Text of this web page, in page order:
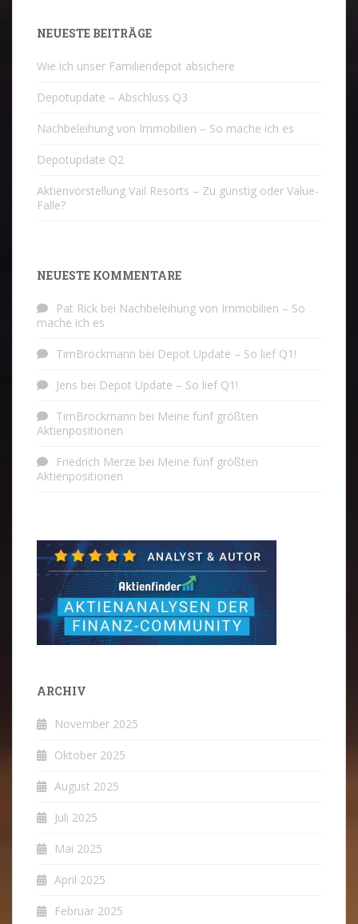
NEUESTE BEITRÄGE
Wie ich unser Familiendepot absichere
Depotupdate – Abschluss Q3
Nachbeleihung von Immobilien – So mache ich es
Depotupdate Q2
Aktienvorstellung Vail Resorts – Zu günstig oder Value-
Falle?
NEUESTE KOMMENTARE
Pat Rick bei Nachbeleihung von Immobilien – So
mache ich es
TimBrockmann bei Depot Update – So lief Q1!
Jens bei Depot Update – So lief Q1!
TimBrockmann bei Meine fünf größten
Aktienpositionen
Friedrich Merze bei Meine fünf größten
Aktienpositionen
ARCHIV
November 2025
Oktober 2025
August 2025
Juli 2025
Mai 2025
April 2025
Februar 2025